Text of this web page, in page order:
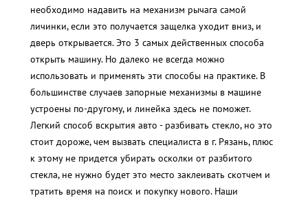
необходимо надавить на механизм рычага самой
личинки, если это получается защелка уходит вниз, и
дверь открывается. Это 3 самых действенных способа
открыть машину. Но далеко не всегда можно
использовать и применять эти способы на практике. В
большинстве случаев запорные механизмы в машине
устроены по-другому, и линейка здесь не поможет.
Легкий способ вскрытия авто - разбивать стекло, но это
стоит дороже, чем вызвать специалиста в г. Рязань, плюс
к этому не придется убирать осколки от разбитого
стекла, не нужно будет это место заклеивать скотчем и
тратить время на поиск и покупку нового. Наши